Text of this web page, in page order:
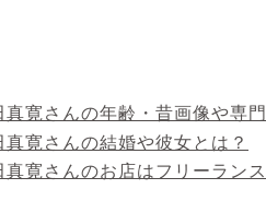
寛さんの年齢・昔画像や専
寛さんの結婚や彼女とは？
寛さんのお店はフリーランス